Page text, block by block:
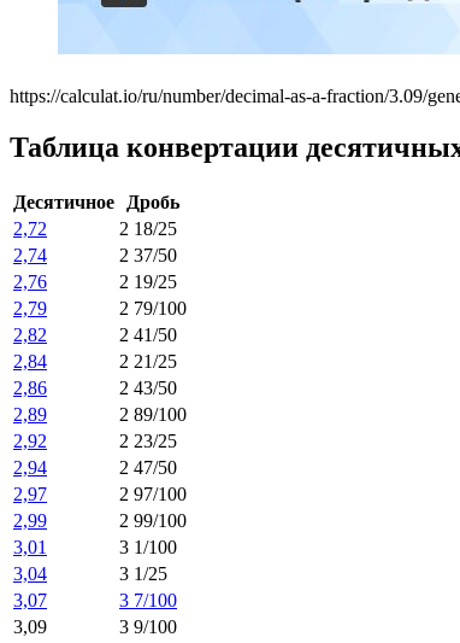
https://calculat.io/ru/number/decimal-as-a-fraction/3.09/
Таблица конвертации
Десятичное
Дробь
2,72
2 18/25
2,74
2 37/50
2,76
2 19/25
2,79
2 79/100
2,82
2 41/50
2,84
2 21/25
2,86
2 43/50
2,89
2 89/100
2,92
2 23/25
2,94
2 47/50
2,97
2 97/100
2,99
2 99/100
3,01
3 1/100
3,04
3 1/25
3,07
3 7/100
3,09
3 9/100